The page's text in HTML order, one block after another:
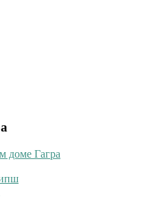
доме Гагра